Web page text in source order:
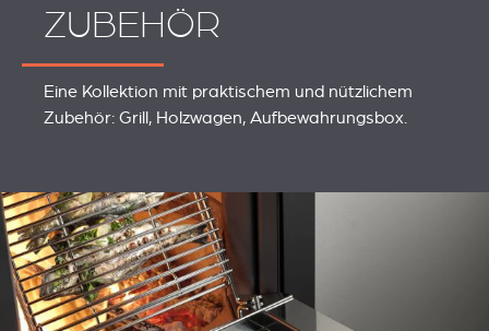
ZUBEHÖR
Eine Kollektion mit praktischem und nützlichem
Zubehör: Grill, Holzwagen, Aufbewahrungsbox.